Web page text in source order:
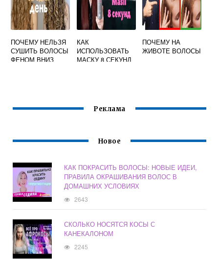
ПОЧЕМУ НЕЛЬЗЯ
СУШИТЬ ВОЛОСЫ
ФЕНОМ ВНИЗ
КАК
ИСПОЛЬЗОВАТЬ
МАСКУ 8 СЕКУНД
ПОЧЕМУ НА
ЖИВОТЕ ВОЛОСЫ
Реклама
Новое
КАК ПОКРАСИТЬ ВОЛОСЫ: НОВЫЕ ИДЕИ,
ПРАВИЛА ОКРАШИВАНИЯ ВОЛОС В
ДОМАШНИХ УСЛОВИЯХ
2643
СКОЛЬКО НОСЯТСЯ КОСЫ С
КАНЕКАЛОНОМ
2245